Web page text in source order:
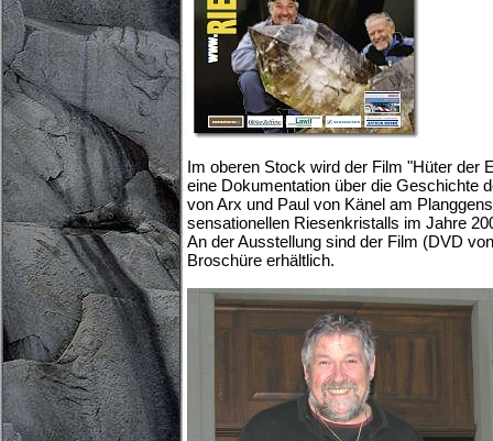
Im oberen Stock wird der Film "Hüter der
eine Dokumentation über die Geschichte
von Arx und Paul von Känel am
sensationellen Riesenkristalls im Jahre
An der Ausstellung sind der Film (DVD
Broschüre erhältlich.